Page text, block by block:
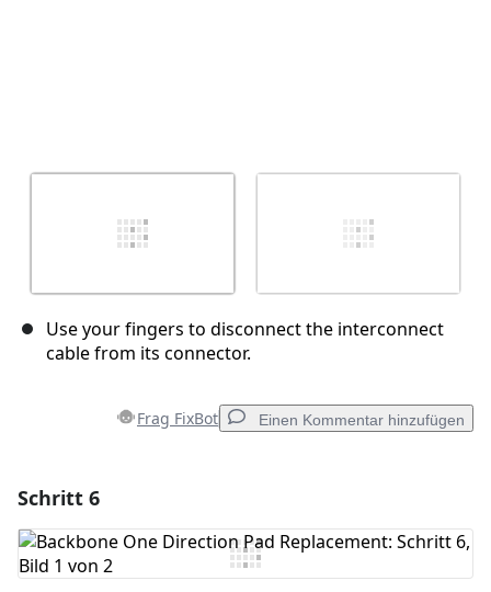
Use your fingers to disconnect the interconnect
cable from its connector.
Frag FixBot Einen Kommentar hinzufügen
Kommentar hinzufügen
Schritt 6